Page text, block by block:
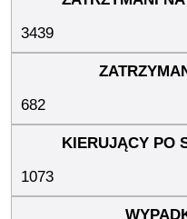
3439
682
1073